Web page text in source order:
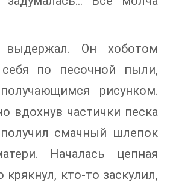
Он хоботом
себя по песочной пыли,
рисунком.
вдохнув частички песка
смачный шлепок
Началась цепная
крякнул, кто-то заскулил,